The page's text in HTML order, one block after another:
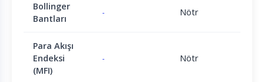
Bollinger
Bantları
- Nötr
Para Akışı
Endeksi
(MFI)
- Nötr